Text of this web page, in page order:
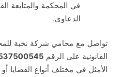
في المحكمة والمتابعة
الدعاوى.
تواصل مع محامي شركة نخبة
القانونية على الرقم
الأمثل في مختلف أنواع القضايا